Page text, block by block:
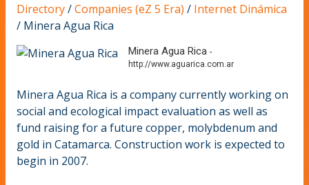
Directory/Companies (eZ 5 Era) / Internet Dinámica
/ Minera Agua Rica
Minera Agua Rica -
http://www.aguarica.com.ar
Minera Agua Rica is a company currently working on
social and ecological impact evaluation as well as
fund raising for a future copper, molybdenum and
gold in Catamarca. Construction work is expected to
begin in 2007.